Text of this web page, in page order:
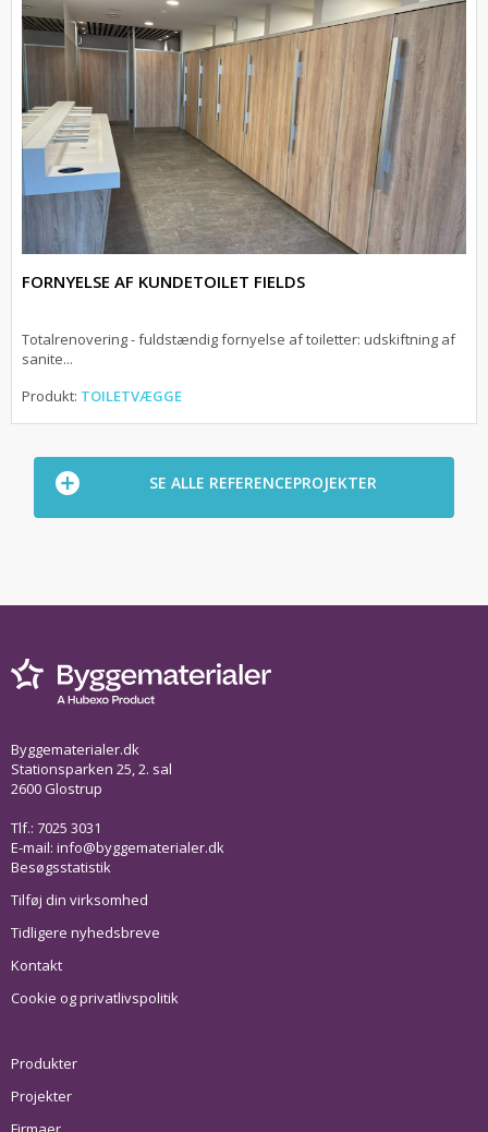
FORNYELSE AF KUNDETOILET FIELDS
Totalrenovering - fuldstændig fornyelse af toiletter: udskiftning af
sanite...
Produkt: TOILETVÆGGE
SE ALLE REFERENCEPROJEKTER
Byggematerialer.dk
Stationsparken 25, 2. sal
2600 Glostrup
Tlf.: 7025 3031
E-mail: info@byggematerialer.dk
Besøgsstatistik
Tilføj din virksomhed
Tidligere nyhedsbreve
Kontakt
Cookie og privatlivspolitik
Produkter
Projekter